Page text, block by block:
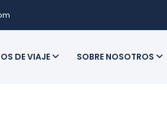
DE VIAJE SOBRE NOSOTROS